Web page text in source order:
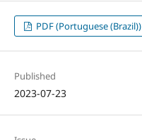
PDF (Portuguese (Brazil))
Published
2023-07-23